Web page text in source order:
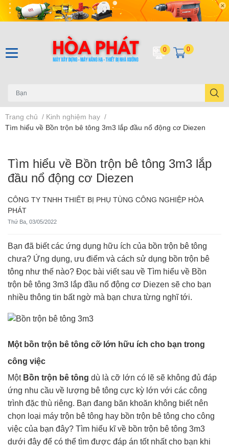
0 0
Trang chủ / Kinh nghiệm hay /
Tìm hiểu về Bồn trộn bê tông 3m3 lắp đầu nổ động cơ Diezen
Tìm hiểu về Bồn trộn bê tông 3m3 lắp
đầu nổ động cơ Diezen
CÔNG TY TNHH THIẾT BỊ PHỤ TÙNG CÔNG NGHIỆP HÒA
PHÁT
Thứ Ba, 03/05/2022
Bạn đã biết các ứng dụng hữu ích của bồn trộn bê tông
chưa? Ứng dụng, ưu điểm và cách sử dụng bồn trộn bê
tông như thế nào? Đọc bài viết sau về Tìm hiểu về Bồn
trộn bê tông 3m3 lắp đầu nổ động cơ Diezen sẽ cho bạn
nhiều thông tin bất ngờ mà bạn chưa từng nghĩ tới.
Một bồn trộn bê tông cỡ lớn hữu ích cho bạn trong
công việc
Một Bồn trộn bê tông dù là cỡ lớn có lẽ sẽ không đủ đáp
ứng nhu cầu về lượng bê tông cực kỳ lớn với các công
trình đặc thù riêng. Bạn đang băn khoăn không biết nên
chọn loại máy trộn bê tông hay bồn trộn bê tông cho công
việc của bạn đây? Tìm hiểu kĩ về bồn trộn bê tông 3m3
dưới đây để có thể tìm được đáp án tốt nhất cho bạn khi